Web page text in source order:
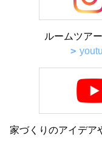
ルームツア
家づくりのアイデア